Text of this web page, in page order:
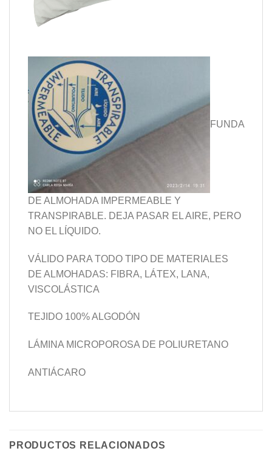
FUNDA
DE ALMOHADA IMPERMEABLE Y
TRANSPIRABLE. DEJA PASAR EL AIRE, PERO
NO EL LÍQUIDO.
VÁLIDO PARA TODO TIPO DE MATERIALES
DE ALMOHADAS: FIBRA, LÁTEX, LANA,
VISCOLÁSTICA
TEJIDO 100% ALGODÓN
LÁMINA MICROPOROSA DE POLIURETANO
ANTIÁCARO
PRODUCTOS RELACIONADOS